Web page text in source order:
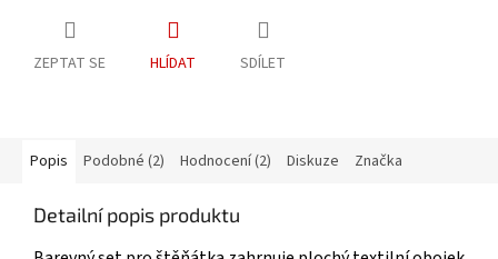
ZEPTAT SE HLÍDAT SDÍLET
Popis Podobné (2) Hodnocení (2) Diskuze Značka
Detailní popis produktu